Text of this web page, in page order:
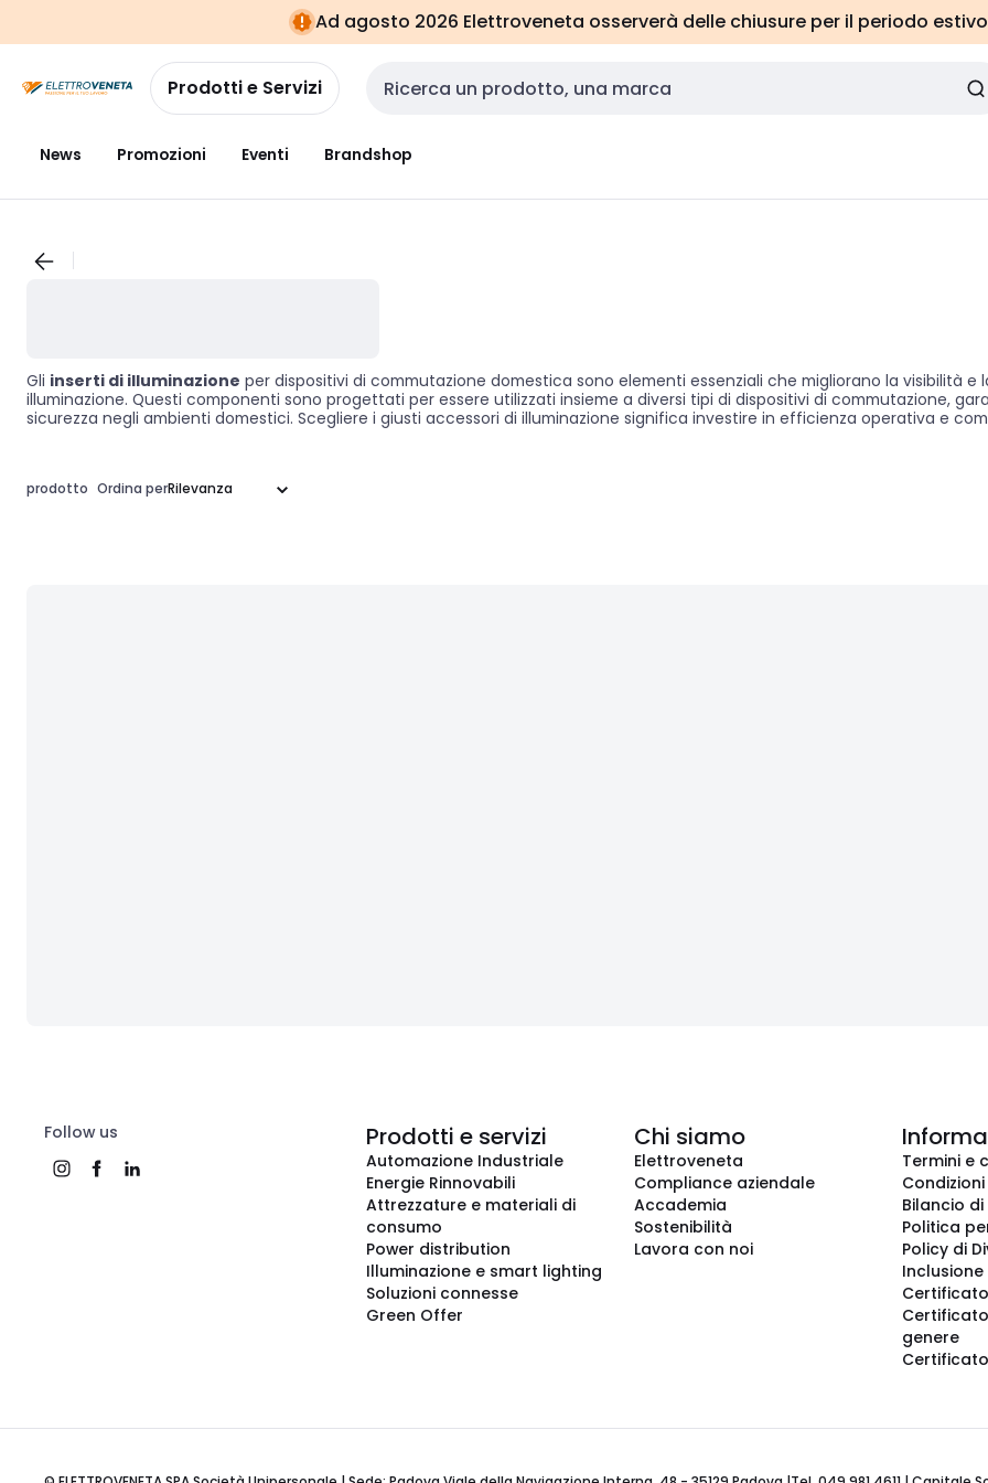
navigazionealla
pagina
Ad agosto 2026 Elettroveneta osserverà delle chiusure per il periodo
Prodotti e Servizi Cerca input
News Promozioni Eventi Brandshop
Gli inserti di illuminazione per dispositivi di commutazione domestica sono elementi essenziali che migliorano la visibilità
illuminazione. Questi componenti sono progettati per essere utilizzati insieme a diversi tipi di dispositivi di commutazione,
sicurezza negli ambienti domestici. Scegliere i giusti accessori di illuminazione significa investire in efficienza operativa e
prodotto Ordina per
Follow us Prodotti e servizi
Automazione Industriale
Energie Rinnovabili
Attrezzature e materiali di
consumo
Power distribution
Illuminazione e smart lighting
Soluzioni connesse
Green Offer
Chi siamo
Elettroveneta
Compliance aziendale
Accademia
Sostenibilità
Lavora con noi
Termini e
Bilancio
Politica
Policy di
Inclusione
genere
Certificato